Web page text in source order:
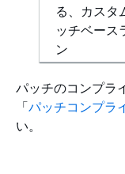
る、カスタ
ッチベース
ン
パッチのコンプラ
「パッチコンプラ
い。